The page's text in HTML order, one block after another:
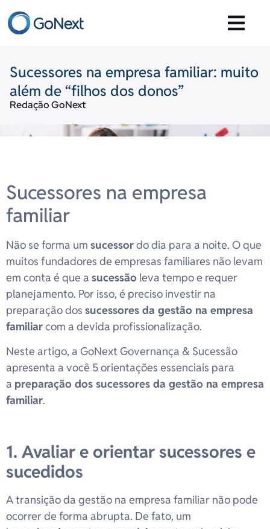
Sucessores na empresa familiar: muito
além de “filhos dos donos”
Redação GoNext
Sucessores na empresa
familiar
Não se forma um sucessordo dia para a noite. O que
muitos fundadores de empresas familiares não levam
em conta é que a sucessão leva tempo e requer
planejamento. Por isso, é preciso investir na
preparação dos sucessores da gestão na empresa
familiarcom a devida profissionalização.
Neste artigo, a GoNext Governança & Sucessão
apresenta a você 5 orientações essenciais para
a preparação dos sucessores da gestão na empresa
familiar.
1. Avaliar e orientar sucessores e
sucedidos
A transição da gestão na empresa familiar não pode
ocorrer de forma abrupta. De fato, um